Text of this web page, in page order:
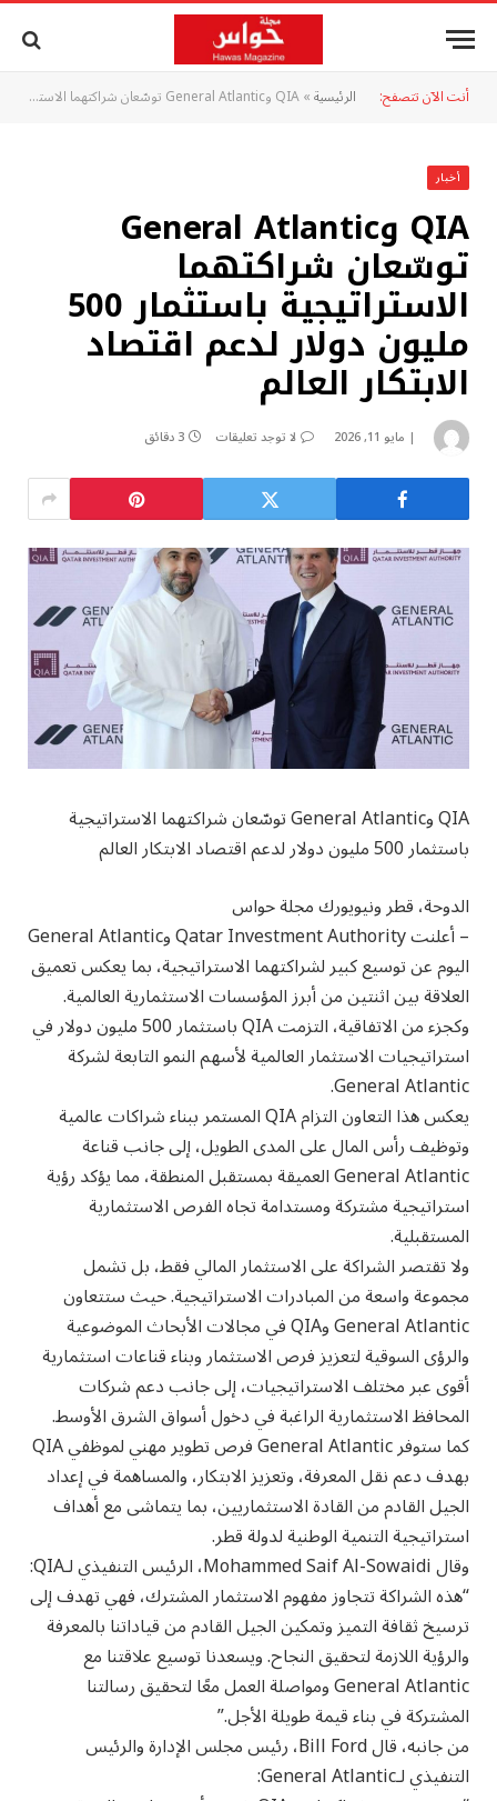
أنت الآن تتصفح: الرئيسية»
أخبار
‏QIA وGeneral Atlantic
توسّعان شراكتهما
الاستراتيجية باستثمار 500
مليون دولار لدعم اقتصاد
الابتكار العالم
مايو 11, 2026 لا توجد تعليقات 3 دقائق
‏QIA وGeneral Atlantic توسّعان شراكتهما الاستراتيجية
باستثمار 500 مليون دولار لدعم اقتصاد الابتكار العالم
الدوحة، قطر ونيويورك مجلة حواس
– أعلنت Qatar Investment Authority وGeneral Atlantic
اليوم عن توسيع كبير لشراكتهما الاستراتيجية، بما يعكس تعميق
العلاقة بين اثنتين من أبرز المؤسسات الاستثمارية العالمية.
وكجزء من الاتفاقية، التزمت QIA باستثمار 500 مليون دولار في
استراتيجيات الاستثمار العالمية لأسهم النمو التابعة لشركة
General Atlantic.
يعكس هذا التعاون التزام QIA المستمر ببناء شراكات عالمية
وتوظيف رأس المال على المدى الطويل، إلى جانب قناعة
General Atlantic العميقة بمستقبل المنطقة، مما يؤكد رؤية
استراتيجية مشتركة ومستدامة تجاه الفرص الاستثمارية
المستقبلية.
ولا تقتصر الشراكة على الاستثمار المالي فقط، بل تشمل
مجموعة واسعة من المبادرات الاستراتيجية. حيث ستتعاون
General Atlantic وQIA في مجالات الأبحاث الموضوعية
والرؤى السوقية لتعزيز فرص الاستثمار وبناء قناعات استثمارية
أقوى عبر مختلف الاستراتيجيات، إلى جانب دعم شركات
المحافظ الاستثمارية الراغبة في دخول أسواق الشرق الأوسط.
كما ستوفر General Atlantic فرص تطوير مهني لموظفي QIA
بهدف دعم نقل المعرفة، وتعزيز الابتكار، والمساهمة في إعداد
الجيل القادم من القادة الاستثماريين، بما يتماشى مع أهداف
استراتيجية التنمية الوطنية لدولة قطر.
وقال Mohammed Saif Al-Sowaidi، الرئيس التنفيذي لـQIA:
“هذه الشراكة تتجاوز مفهوم الاستثمار المشترك، فهي تهدف إلى
ترسيخ ثقافة التميز وتمكين الجيل القادم من قياداتنا بالمعرفة
والرؤية اللازمة لتحقيق النجاح. ويسعدنا توسيع علاقتنا مع
General Atlantic ومواصلة العمل معًا لتحقيق رسالتنا
المشتركة في بناء قيمة طويلة الأجل.”
من جانبه، قال Bill Ford، رئيس مجلس الإدارة والرئيس
التنفيذي لـGeneral Atlantic: